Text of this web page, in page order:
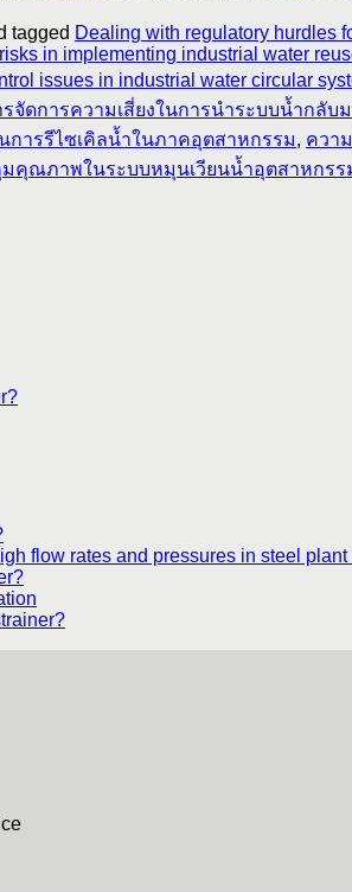
tagged Dealing with regulatory hurdles
in implementing industrial water
issues in industrial water circular
รจัดการความเสี่ยงในการนำระบบน้ำกลั
การรีไซเคิลน้ำในภาคอุตสาหกรรม, ควา
คุณภาพในระบบหมุนเวียนน้ำอุตสาหกรร
flow rates and pressures in steel plant